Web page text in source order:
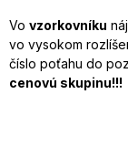
Vo vzorkovníku
vo vysokom
číslo poťahu do
cenovú skupinu!!!